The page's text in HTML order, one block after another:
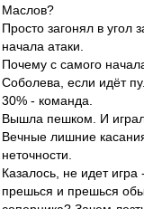
Маслов?
Просто загонял в угол
начала атаки.
Почему с самого
Соболева, если идёт
30% - команда.
Вышла пешком. И
Вечные лишние
неточности.
Казалось, не идет игра
прешься и прешься